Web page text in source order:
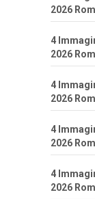
2026
4
2026
4
2026
4
2026
4
2026